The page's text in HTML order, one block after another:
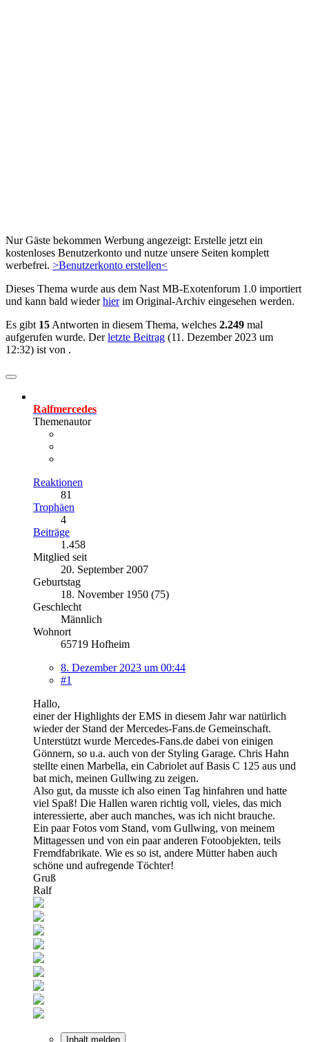
Nur Gäste bekommen Werbung angezeigt: Erstelle jetzt ein
kostenloses Benutzerkonto und nutze unsere Seiten komplett
werbefrei. >Benutzerkonto erstellen<
Dieses Thema wurde aus dem Nast MB-Exotenforum 1.0 importiert
und kann bald wiederhierim Original-Archiv eingesehen werden.
Es gibt 15 Antworten in diesem Thema, welches 2.249 mal
aufgerufen wurde. Derletzte Beitrag (11. Dezember 2023 um
12:32) ist von .
Ralfmercedes
Themenautor
Reaktionen
81
Trophäen
4
Beiträge
1.458
Mitglied seit
20. September 2007
Geburtstag
18. November 1950 (75)
Geschlecht
Männlich
Wohnort
65719 Hofheim
8. Dezember 2023 um 00:44
#1
Hallo,
einer der Highlights der EMS in diesem Jahr war natürlich
wieder der Stand der Mercedes-Fans.de Gemeinschaft.
Unterstützt wurde Mercedes-Fans.de dabei von einigen
Gönnern, so u.a. auch von der Styling Garage. Chris Hahn
stellte einen Marbella, ein Cabriolet auf Basis C 125 aus und
bat mich, meinen Gullwing zu zeigen.
Also gut, da musste ich also einen Tag hinfahren und hatte
viel Spaß! Die Hallen waren richtig voll, vieles, das mich
interessierte, aber auch manches, was ich nicht brauche.
Ein paar Fotos vom Stand, vom Gullwing, von meinem
Mittagessen und von ein paar anderen Fotoobjekten, teils
Fremdfabrikate. Wie es so ist, andere Mütter haben auch
schöne und aufregende Töchter!
Gruß
Ralf
Inhalt melden